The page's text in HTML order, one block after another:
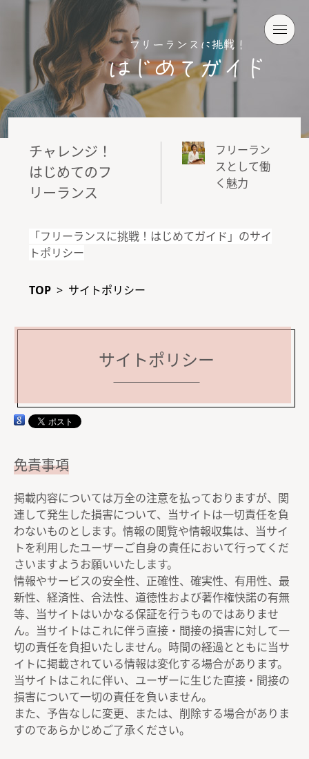
チャレンジ！
はじめてのフ
リーランス
フリーラン
スとして働
く魅力
「フリーランスに挑戦！はじめてガイド」のサイ
トポリシー
TOP > サイトポリシー
サイトポリシー
免責事項
掲載内容については万全の注意を払っておりますが、関
連して発生した損害について、当サイトは一切責任を負
わないものとします。情報の閲覧や情報収集は、当サイ
トを利用したユーザーご自身の責任において行ってくだ
さいますようお願いいたします。
情報やサービスの安全性、正確性、確実性、有用性、最
新性、経済性、合法性、道徳性および著作権快諾の有無
等、当サイトはいかなる保証を行うものではありませ
ん。当サイトはこれに伴う直接・間接の損害に対して一
切の責任を負担いたしません。時間の経過とともに当サ
イトに掲載されている情報は変化する場合があります。
当サイトはこれに伴い、ユーザーに生じた直接・間接の
損害について一切の責任を負いません。
また、予告なしに変更、または、削除する場合がありま
すのであらかじめご了承ください。